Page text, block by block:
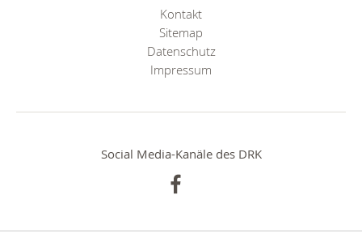
Kontakt
Sitemap
Datenschutz
Impressum
Social Media-Kanäle des DRK